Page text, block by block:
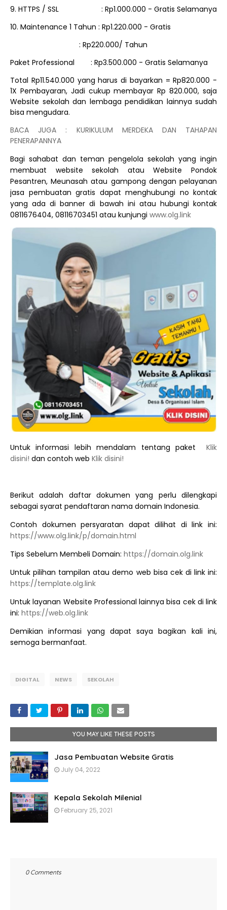
9. HTTPS / SSL
: Rp1.000.000 - Gratis Selamanya
10. Maintenance 1 Tahun : Rp1.220.000 - Gratis
: Rp220.000/ Tahun
Paket Professional
: Rp3.500.000 - Gratis Selamanya
Total Rp11.540.000 yang harus di bayarkan = Rp820.000 -
1X Pembayaran, Jadi cukup membayar Rp 820.000, saja
Website sekolah dan lembaga pendidikan lainnya sudah
bisa mengudara.
BACA JUGA : KURIKULUM MERDEKA DAN TAHAPAN
PENERAPANNYA
Bagi sahabat dan teman pengelola sekolah yang ingin
membuat website sekolah atau Website Pondok
Pesantren, Meunasah atau gampong dengan pelayanan
jasa pembuatan gratis dapat menghubungi no kontak
yang ada di banner di bawah ini atau hubungi kontak
0811676404, 08116703451 atau kunjungi www.olg.link
Untuk informasi lebih mendalam tentang paket Klik
disini! dan contoh web Klik disini!
Berikut adalah daftar dokumen yang perlu dilengkapi
sebagai syarat pendaftaran nama domain Indonesia.
Contoh dokumen persyaratan dapat dilihat di link ini:
https://www.olg.link/p/domain.html
Tips Sebelum Membeli Domain: https://domain.olg.link
Untuk pilihan tampilan atau demo web bisa cek di link ini:
https://template.olg.link
Untuk layanan Website Professional lainnya bisa cek di link
ini: https://web.olg.link
Demikian informasi yang dapat saya bagikan kali ini,
semoga bermanfaat.
DIGITAL NEWS SEKOLAH
YOU MAY LIKE THESE POSTS
Jasa Pembuatan Website Gratis
July 04, 2022
Kepala Sekolah Milenial
February 25, 2021
0 Comments